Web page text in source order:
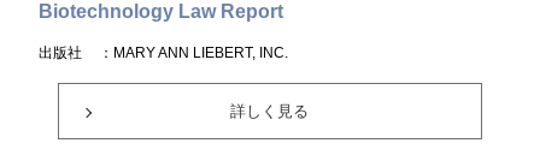
Biotechnology Law Report
出版社 ：MARY ANN LIEBERT, INC.
詳しく見る